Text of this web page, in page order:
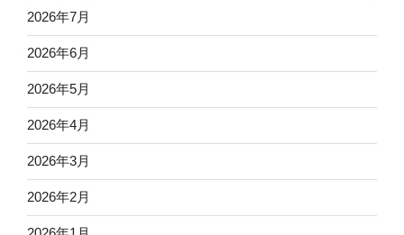
2026年7月
2026年6月
2026年5月
2026年4月
2026年3月
2026年2月